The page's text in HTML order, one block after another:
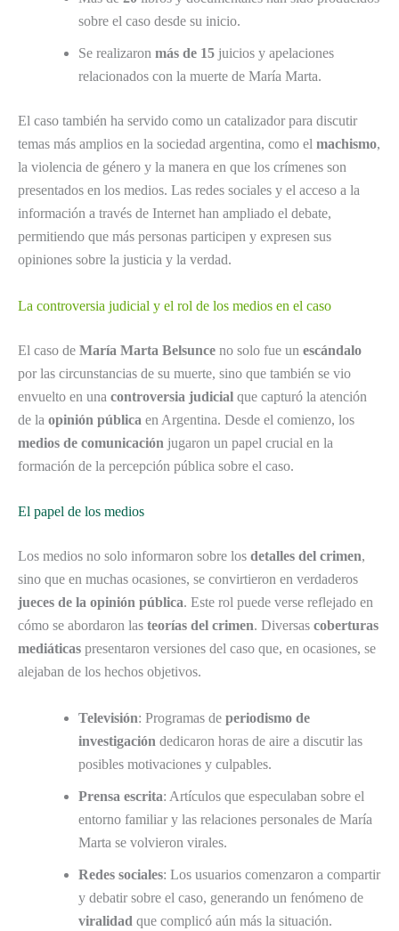
sobre el caso desde su inicio.
Se realizaron más de 15 juicios y apelaciones
relacionados con la muerte de María Marta.
El caso también ha servido como un catalizador para discutir
temas más amplios en la sociedad argentina, como el machismo,
la violencia de género y la manera en que los crímenes son
presentados en los medios. Las redes sociales y el acceso a la
información a través de Internet han ampliado el debate,
permitiendo que más personas participen y expresen sus
opiniones sobre la justicia y la verdad.
La controversia judicial y el rol de los medios en el caso
El caso de María Marta Belsunce no solo fue un escándalo
por las circunstancias de su muerte, sino que también se vio
envuelto en una controversia judicial que capturó la atención
de la opinión pública en Argentina. Desde el comienzo, los
medios de comunicación jugaron un papel crucial en la
formación de la percepción pública sobre el caso.
El papel de los medios
Los medios no solo informaron sobre los detalles del crimen,
sino que en muchas ocasiones, se convirtieron en verdaderos
jueces de la opinión pública. Este rol puede verse reflejado en
cómo se abordaron las teorías del crimen. Diversas coberturas
mediáticas presentaron versiones del caso que, en ocasiones, se
alejaban de los hechos objetivos.
Televisión: Programas de periodismo de
investigación dedicaron horas de aire a discutir las
posibles motivaciones y culpables.
Prensa escrita: Artículos que especulaban sobre el
entorno familiar y las relaciones personales de María
Marta se volvieron virales.
Redes sociales: Los usuarios comenzaron a compartir
y debatir sobre el caso, generando un fenómeno de
viralidad que complicó aún más la situación.